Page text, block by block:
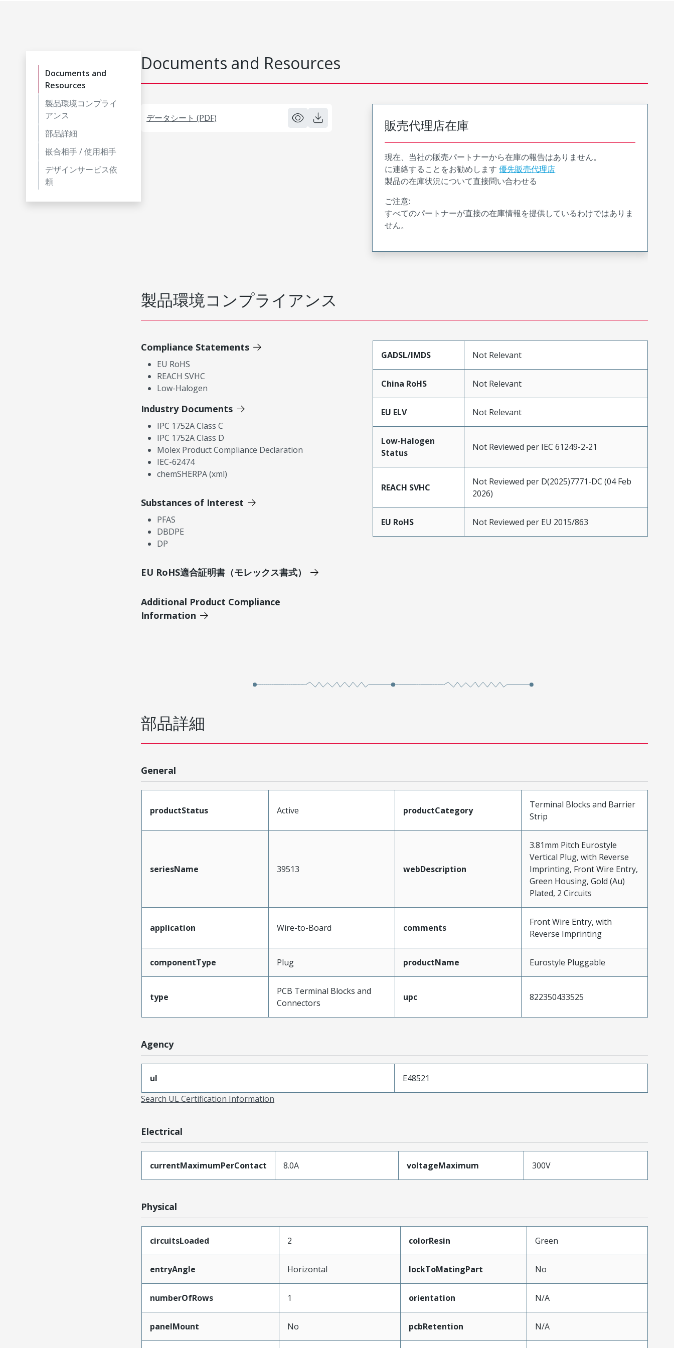
Documents and
Resources
製品環境コンプライ
アンス
部品詳細
嵌合相手 / 使用相手
デザインサービス依
頼
Documents and Resources
データシート (PDF) 販売代理店在庫
現在、当社の販売パートナーから在庫の報告はありません。
に連絡することをお勧めします 優先販売代理店
製品の在庫状況について直接問い合わせる
ご注意:
すべてのパートナーが直接の在庫情報を提供しているわけではありま
せん。
製品環境コンプライアンス
Compliance Statements
EU RoHS
REACH SVHC
Low-Halogen
Industry Documents
IPC 1752A Class C
IPC 1752A Class D
Molex Product Compliance Declaration
IEC-62474
chemSHERPA (xml)
Substances of Interest
PFAS
DBDPE
DP
EU RoHS適合証明書（モレックス書式）
Additional Product Compliance
Information
GADSL/IMDS Not Relevant
China RoHS Not Relevant
EU ELV Not Relevant
Low-Halogen
Status
Not Reviewed per IEC 61249-2-21
REACH SVHC
Not Reviewed per D(2025)7771-DC (04 Feb
2026)
EU RoHS Not Reviewed per EU 2015/863
部品詳細
General
productStatus Active productCategory
Terminal Blocks and Barrier
Strip
seriesName 39513 webDescription
3.81mm Pitch Eurostyle
Vertical Plug, with Reverse
Imprinting, Front Wire Entry,
Green Housing, Gold (Au)
Plated, 2 Circuits
application Wire-to-Board comments
Front Wire Entry, with
Reverse Imprinting
componentType Plug productName Eurostyle Pluggable
type
PCB Terminal Blocks and
Connectors
upc 822350433525
Agency
ul
E48521
Search UL Certification Information
Electrical
currentMaximumPerContact 8.0A voltageMaximum 300V
Physical
circuitsLoaded 2 colorResin Green
entryAngle Horizontal lockToMatingPart No
numberOfRows 1 orientation N/A
panelMount No pcbRetention N/A